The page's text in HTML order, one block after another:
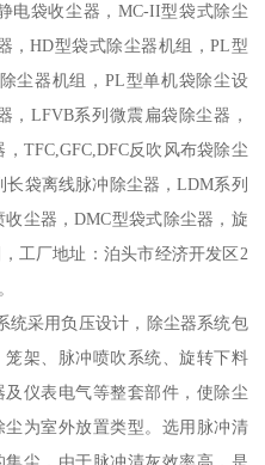
电袋收尘器，MC-II型袋式除尘
，HD型袋式除尘器机组，PL型
尘器机组，PL型单机袋除尘设
，LFVB系列微震扁袋除尘器，
TFC,GFC,DFC反吹风布袋除尘
袋离线脉冲除尘器，LDM系列
尘器，DMC型袋式除尘器，旋
工厂地址：泊头市经济开发区2
统采用负压设计，除尘器系统包
架、脉冲喷吹系统、旋转下料
仪表电气等整套部件，使除尘
为室外放置类型。选用脉冲清